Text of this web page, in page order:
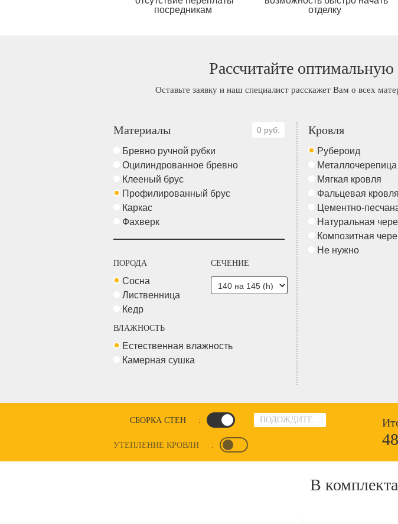
посредникам
отделку
Рассчитайте
Оставьте заявку и наш специалист расскажет Вам о всех
Материалы 0 руб.
Бревно ручной рубки
Оцилиндрованное бревно
Клееный брус
Профилированный брус
Каркас
Фахверк
ПОРОДА
Сосна
Лиственница
Кедр
СЕЧЕНИЕ
ВЛАЖНОСТЬ
Естественная влажность
Камерная сушка
Кровля
Рубероид
Металлочерепица
Мягкая кровля
Фальцевая кровля
Цементно-
Натуральная
Композитная
Не нужно
ПОДОЖДИТЕ...
СБОРКА СТЕН :
УТЕПЛЕНИЕ КРОВЛИ :
В